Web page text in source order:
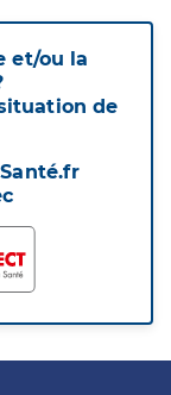
et/ou la
de